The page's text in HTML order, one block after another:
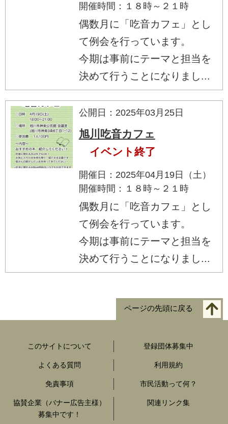
開催時間：１８時～２１時
偶数月に「吃音カフェ」とし
て例会を行っています。
今期は事前にテーマと担当を
決めて行うことになりまし...
公開日：2025年03月25日
旭川吃音カフェ
イベント終了
開催日：2025年04月19日（土）
開催時間：１８時～２１時
偶数月に「吃音カフェ」とし
て例会を行っています。
今期は事前にテーマと担当を
決めて行うことになりまし...
ページの先頭に戻る
このサイトについて 登録団体募集中
よくある質問 利用規約
免責事項 市民活動って何？
協賛企業（バナー広告主様）
募集中です！
関連リンク集